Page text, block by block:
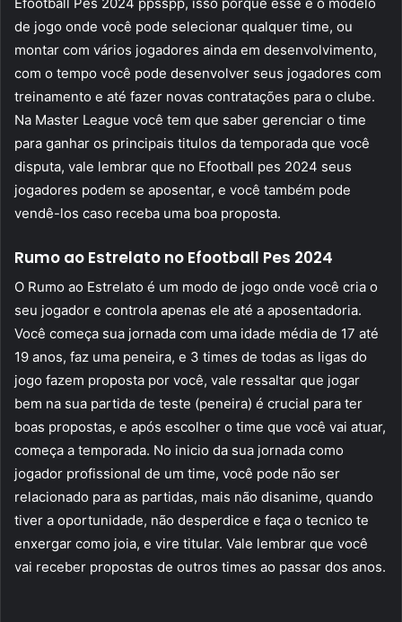
de jogo onde você pode selecionar qualquer time, ou
montar com vários jogadores ainda em desenvolvimento,
com o tempo você pode desenvolver seus jogadores com
treinamento e até fazer novas contratações para o clube.
Na Master League você tem que saber gerenciar o time
para ganhar os principais titulos da temporada que você
disputa, vale lembrar que no Efootball pes 2024 seus
jogadores podem se aposentar, e você também pode
vendê-los caso receba uma boa proposta.
Rumo ao Estrelato no Efootball Pes 2024
O Rumo ao Estrelato é um modo de jogo onde você cria o
seu jogador e controla apenas ele até a aposentadoria.
Você começa sua jornada com uma idade média de 17 até
19 anos, faz uma peneira, e 3 times de todas as ligas do
jogo fazem proposta por você, vale ressaltar que jogar
bem na sua partida de teste (peneira) é crucial para ter
boas propostas, e após escolher o time que você vai atuar,
começa a temporada. No inicio da sua jornada como
jogador profissional de um time, você pode não ser
relacionado para as partidas, mais não disanime, quando
tiver a oportunidade, não desperdice e faça o tecnico te
enxergar como joia, e vire titular. Vale lembrar que você
vai receber propostas de outros times ao passar dos anos.